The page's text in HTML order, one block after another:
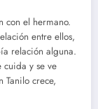
con el hermano.
entre ellos,
relación alguna.
cuida y se ve
Tanilo crece,